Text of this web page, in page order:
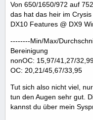
Von 650/1650/972 auf
das hat das heir im
DX10 Features @ DX9
--------Min/Max/
Bereinigung
nonOC: 15,97/41,27/
OC: 20,21/45,67/33,95
Tut sich also nicht viel,
tun den Augen sehr gut.
kannst du über mein